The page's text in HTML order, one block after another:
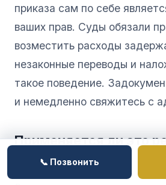
приказа сам по себе
ваших прав. Суды обязали
возместить расходы
незаконные переводы и
такое поведение.
и немедленно свяжитесь с
Применяется ли это
моему делу?
📞 Позвонить